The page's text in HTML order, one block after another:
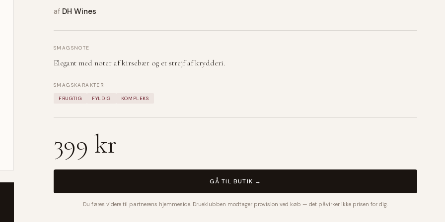
af DH Wines
SMAGSNOTE
Elegant med noter af kirsebær og et strejf af krydderi.
SMAGSKARAKTER
FRUGTIG FYLDIG KOMPLEKS
399 kr
GÅ TIL BUTIK →
Du føres videre til partnerens hjemmeside. Drueklubben modtager provision ved køb — det påvirker ikke prisen for dig.